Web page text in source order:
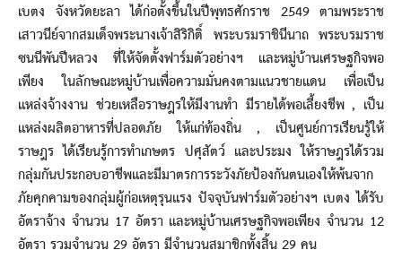
เบตง จังหวัดยะลา ได้ก่อตั้งขึ้นในปีพุทธศักราช 2549 ตามพระราช
เสาวนีย์จากสมเด็จพระนางเจ้าสิริกิติ์ พระบรมราชินีนาถ พระบรมราช
ซนนีพันปีหลวง ที่ให้จัดตั้งฟาร์มตัวอย่างฯ และหมู่บ้านเศรษฐกิจพอ
เพียง ในลักษณะหมู่บ้านเพื่อความมั่นคงตามแนวชายแดน เพื่อเป็น
แหล่งจ้างงาน ช่วยเหลือราษฎรให้มีงานทำ มีรายได้พอเลี้ยงชีพ , เป็น
แหล่งผลิตอาหารที่ปลอดภัย ให้แก่ท้องถิ่น , เป็นศูนย์การเรียนรู้ให้
ราษฎร ได้เรียนรู้การทำเกษตร ปศุสัตว์ และประมง ให้ราษฎรได้รวม
กลุ่มกันประกอบอาชีพและมีมาตรการระวังภัยป้องกันตนเองให้พ้นจาก
ภัยคุกคามของกลุ่มผู้ก่อเหตุรุนแรง ปัจจุบันฟาร์มตัวอย่างฯ เบตง ได้รับ
อัตราจ้าง จำนวน 17 อัตรา และหมู่บ้านเศรษฐกิจพอเพียง จำนวน 12
อัตรา รวมจำนวน 29 อัตรา มีจำนวนสมาชิกทั้งสิ้น 29 คน